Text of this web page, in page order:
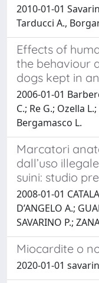
2010-01-01
Tarducci A.,
Effects of
the behaviour
dogs kept in
2006-01-01
C.; Re G.; Ozella
Bergamasco L.
Marcatori
dall’uso
suini: studio
2008-01-01
D’ANGELO A.;
SAVARINO P.;
Miocardite o
2020-01-01